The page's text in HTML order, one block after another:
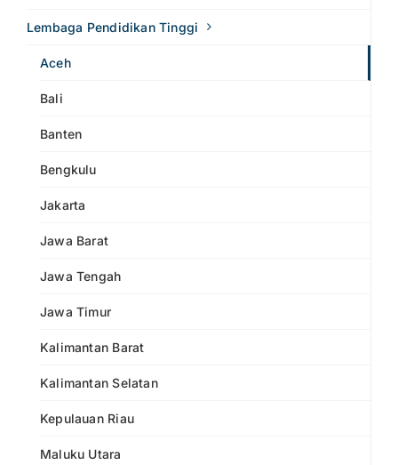
Lembaga Pendidikan Tinggi
Aceh
Bali
Banten
Bengkulu
Jakarta
Jawa Barat
Jawa Tengah
Jawa Timur
Kalimantan Barat
Kalimantan Selatan
Kepulauan Riau
Maluku Utara